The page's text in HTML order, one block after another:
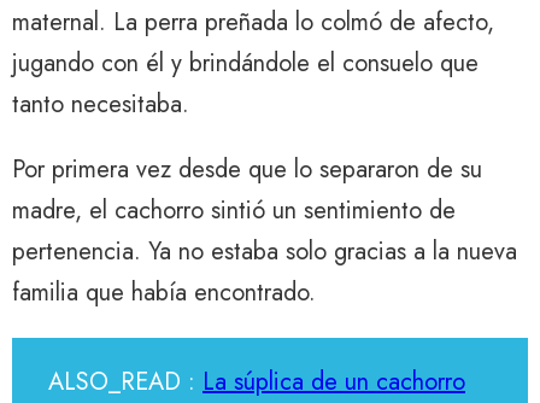
maternal. La perra preñada lo colmó de afecto,
jugando con él y brindándole el consuelo que
tanto necesitaba.
Por primera vez desde que lo separaron de su
madre, el cachorro sintió un sentimiento de
pertenencia. Ya no estaba solo gracias a la nueva
familia que había encontrado.
ALSO_READ : La súplica de un cachorro